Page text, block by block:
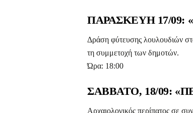
ΠΑΡΑΣΚΕΥΗ 17/
Δράση φύτευσης λουλουδιών
τη συμμετοχή των δημοτών.
Ώρα: 18:00
ΣΑΒΒΑΤΟ, 18/09:
Αρχαιολογικός περίπατος σε